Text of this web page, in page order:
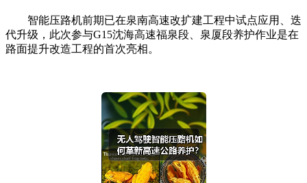
智能压路机前期已在泉南高速改扩建工程中试点应用、迭
代升级，此次参与G15沈海高速福泉段、泉厦段养护作业是在
路面提升改造工程的首次亮相。